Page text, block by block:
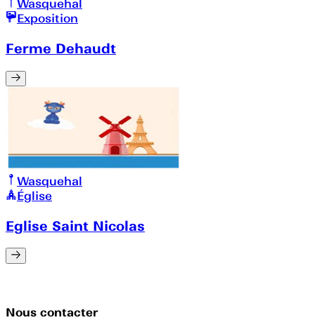
Wasquehal
Exposition
Ferme Dehaudt
Wasquehal
Église
Eglise Saint Nicolas
Nous contacter